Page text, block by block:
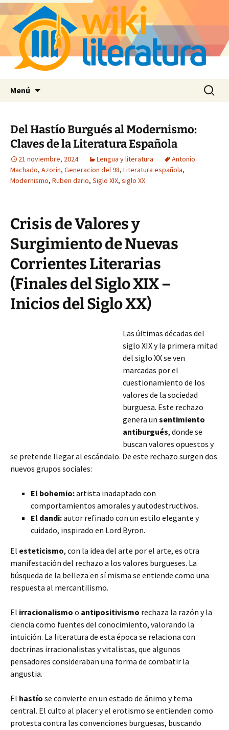
Menú Buscar:
Del Hastío Burgués al Modernismo:
Claves de la Literatura Española
21 noviembre, 2024 Lengua y literatura
Antonio
Machado, Azorin, Generacion del 98, Literatura española,
Modernismo, Ruben dario, Siglo XIX, siglo XX
Crisis de Valores y
Surgimiento de Nuevas
Corrientes Literarias
(Finales del Siglo XIX –
Inicios del Siglo XX)
Las últimas décadas del
siglo XIX y la primera mitad
del siglo XX se ven
marcadas por el
cuestionamiento de los
valores de la sociedad
burguesa. Este rechazo
genera un sentimiento
antiburgués, donde se
buscan valores opuestos y
se pretende llegar al escándalo. De este rechazo surgen dos
nuevos grupos sociales:
El bohemio:artista inadaptado con
comportamientos amorales y autodestructivos.
El dandi:autor refinado con un estilo elegante y
cuidado, inspirado en Lord Byron.
El esteticismo, con la idea del arte por el arte, es otra
manifestación del rechazo a los valores burgueses. La
búsqueda de la belleza en sí misma se entiende como una
respuesta al mercantilismo.
El irracionalismo o antipositivismo rechaza la razón y la
ciencia como fuentes del conocimiento, valorando la
intuición. La literatura de esta época se relaciona con
doctrinas irracionalistas y vitalistas, que algunos
pensadores consideraban una forma de combatir la
angustia.
El hastío se convierte en un estado de ánimo y tema
central. El culto al placer y el erotismo se entienden como
protesta contra las convenciones burguesas, buscando